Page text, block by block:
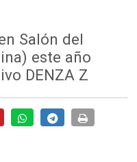
Salón del
este año
DENZA Z